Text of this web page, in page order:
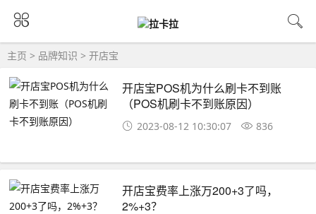
主页 > 品牌知识 > 开店宝
开店宝POS机为什么刷卡不到账
（POS机刷卡不到账原因）
2023-08-12 10:30:07 836
开店宝费率上涨万200+3了吗，
2%+3？